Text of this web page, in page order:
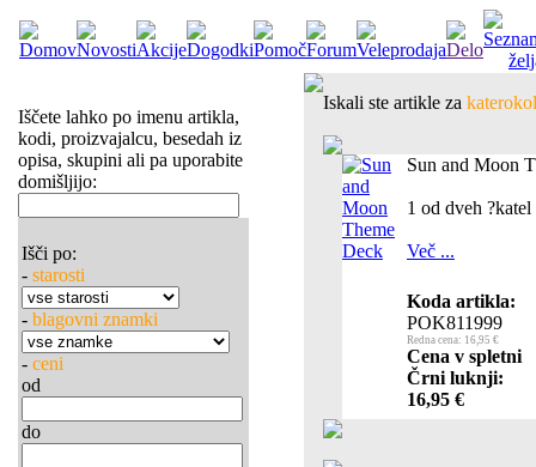
Iščete lahko po imenu artikla,
kodi, proizvajalcu, besedah iz
opisa, skupini ali pa uporabite
domišljijo:
Išči po:
- starosti
- blagovni znamki
- ceni
od
do
Iskali ste artikle za
Sun and Moon
1 od dveh
Več ...
Koda artikla:
POK811999
Redna cena: 16,95 €
Cena v spletni
Črni luknji:
16,95 €